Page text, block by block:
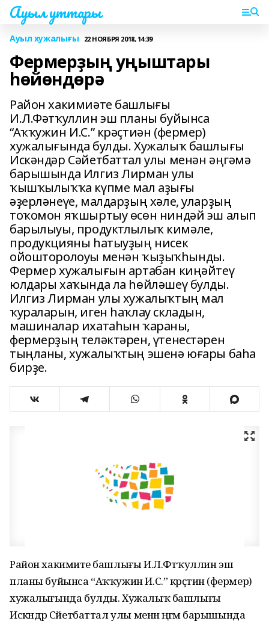
Ауыл уттары
Ауыл хужалығы 22 НОЯБРЯ 2018, 14:39
Фермерҙың уңыштары
һөйөндөрә
Район хакимиәте башлығы
И.Л.Фәтҡуллин эш планы буйынса
“Аҡҡужин И.С.” крәҫтиән (фермер)
хужалығында булды. Хужалыҡ башлығы
Искәндәр Сәйетбаттал улы менән әңгәмә
барышында Илгиз Лирман улы
ҡышҡылыҡҡа күпме мал аҙығы
әҙерләнеүе, малдарҙың хәле, уларҙың
тоҡомон яҡшыртыу өсөн ниндәй эш алып
барылыуы, продуктлылыҡ кимәле,
продукцияны һатыуҙың нисек
ойошторолоуы менән ҡыҙыҡһынды.
Фермер хужалығын артабан киңәйтеү
юлдары хаҡында ла һөйләшеү булды.
Илгиз Лирман улы хужалыҡтың мал
ҡураларын, иген һаҡлау складын,
машиналар ихатаһын ҡараны,
фермерҙың теләктәрен, үтенестәрен
тыңланы, хужалыҡтың эшенә юғары баһа
бирҙе.
Район хакимиәте башлығы И.Л.Фәтҡуллин эш
планы буйынса “Аҡҡужин И.С.” крәҫтиән (фермер)
хужалығында булды. Хужалыҡ башлығы
Искәндәр Сәйетбаттал улы менән әңгәмә барышында